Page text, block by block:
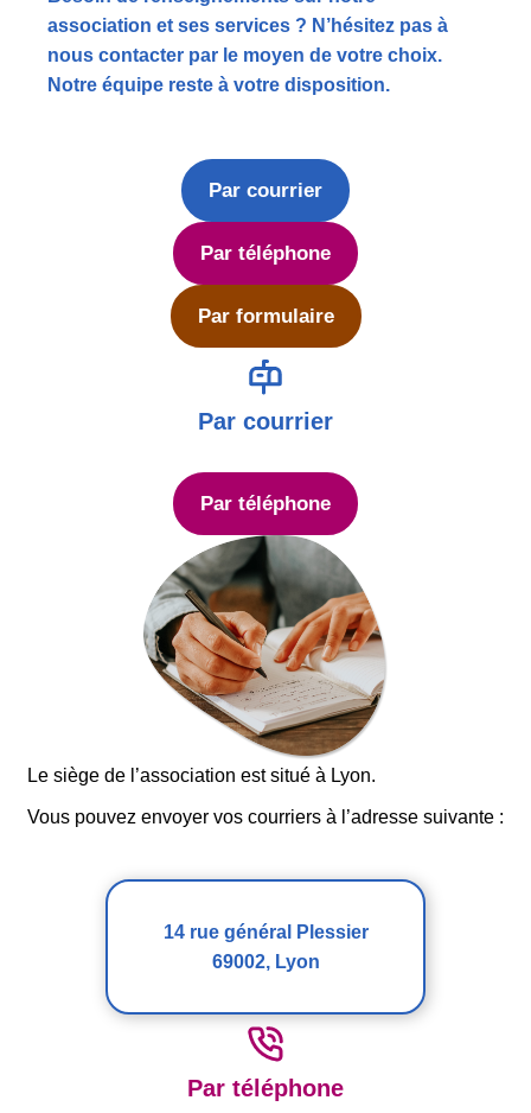
association et ses services ? N’hésitez pas à
nous contacter par le moyen de votre choix.
Notre équipe reste à votre disposition.
Par courrier
Par téléphone
Par formulaire
Par courrier
Par téléphone
Le siège de l’association est situé à Lyon.
Vous pouvez envoyer vos courriers à l’adresse suivante :
14 rue général Plessier
69002, Lyon
Par téléphone